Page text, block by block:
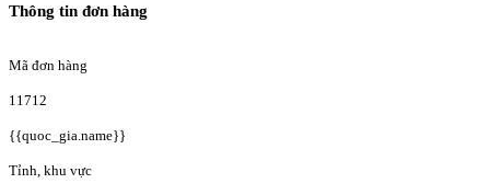
Thông tin đơn hàng
Mã đơn hàng
11712
{{quoc_gia.name}}
Tỉnh, khu vực